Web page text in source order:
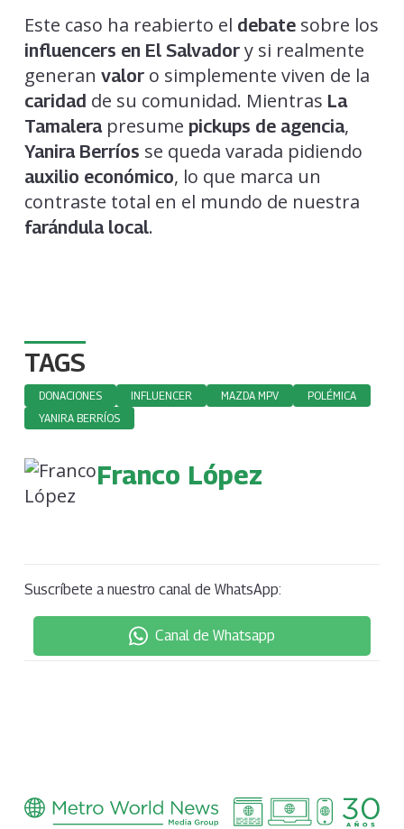
Este caso ha reabierto el debatesobre los
influencers en El Salvadory si realmente
generan valoro simplemente viven de la
caridad de su comunidad. Mientras La
Tamalerapresume pickups de agencia,
Yanira Berríos se queda varada pidiendo
auxilio económico, lo que marca un
contraste total en el mundo de nuestra
farándula local.
TAGS
DONACIONES INFLUENCER MAZDA MPV
POLÉMICA
YANIRA BERRÍOS
Franco López
Suscríbete a nuestro canal de WhatsApp:
Canal de Whatsapp